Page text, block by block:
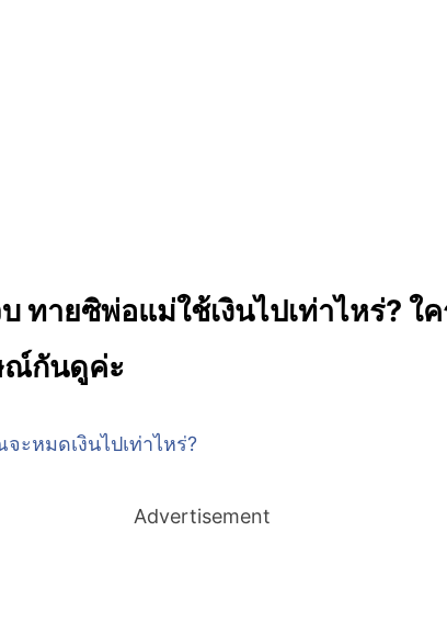
ทายซิพ่อแม่ใช้เงินไปเท่าไหร่?
ณ์กันดูค่ะ
Advertisement